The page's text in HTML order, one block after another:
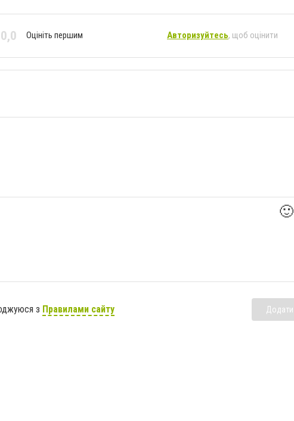
0,0 Оцініть першим Авторизуйтесь, щоб оцінити
🙂
з Правилами сайту Додати